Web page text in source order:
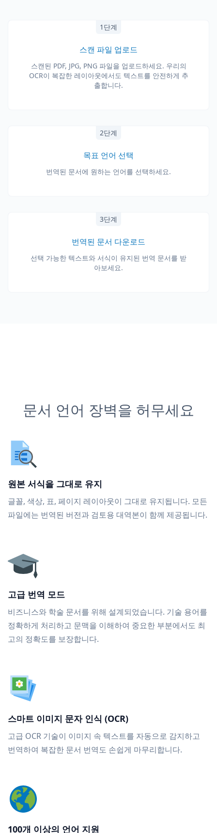
1단계
스캔 파일 업로드
스캔된 PDF, JPG, PNG 파일을 업로드하세요. 우리의
OCR이 복잡한 레이아웃에서도 텍스트를 안전하게 추
출합니다.
2단계
목표 언어 선택
번역된 문서에 원하는 언어를 선택하세요.
3단계
번역된 문서 다운로드
선택 가능한 텍스트와 서식이 유지된 번역 문서를 받
아보세요.
문서 언어 장벽을 허무세요
원본 서식을 그대로 유지
글꼴, 색상, 표, 페이지 레이아웃이 그대로 유지됩니다. 모든
파일에는 번역된 버전과 검토용 대역본이 함께 제공됩니다.
고급 번역 모드
비즈니스와 학술 문서를 위해 설계되었습니다. 기술 용어를
정확하게 처리하고 문맥을 이해하여 중요한 부분에서도 최
고의 정확도를 보장합니다.
스마트 이미지 문자 인식 (OCR)
고급 OCR 기술이 이미지 속 텍스트를 자동으로 감지하고
번역하여 복잡한 문서 번역도 손쉽게 마무리합니다.
100개 이상의 언어 지원